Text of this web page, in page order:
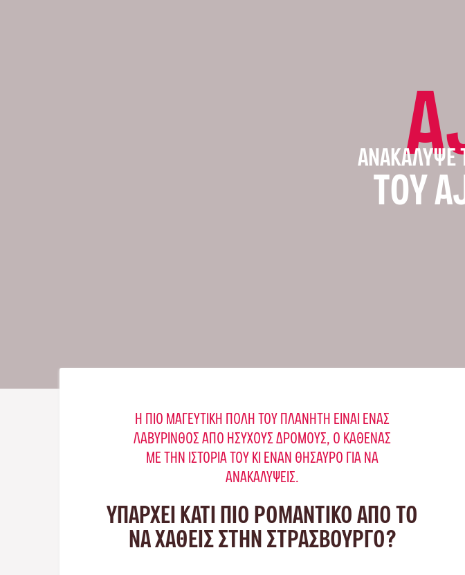
ΑΝΑΚΆΛΥΨΕ
ΤΟΥ
Η ΠΙΟ ΜΑΓΕΥΤΙΚΉ ΠΌΛΗ ΤΟΥ ΠΛΑΝΉΤΗ ΕΊΝΑΙ ΈΝΑΣ
ΛΑΒΎΡΙΝΘΟΣ ΑΠΌ ΉΣΥΧΟΥΣ ΔΡΌΜΟΥΣ, Ο ΚΑΘΈΝΑΣ
ΜΕ ΤΗΝ ΙΣΤΟΡΊΑ ΤΟΥ ΚΙ ΈΝΑΝ ΘΗΣΑΥΡΌ ΓΙΑ ΝΑ
ΑΝΑΚΑΛΎΨΕΙΣ.
ΥΠΑΡΧΕΙ ΚΑΤΙ ΠΙΟ ΡΟΜΑΝΤΙΚΟ ΑΠΟ ΤΟ
ΝΑ ΧΑΘΕΙΣ ΣΤΗΝ ΣΤΡΑΣΒΟΎΡΓΟ?